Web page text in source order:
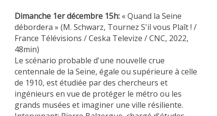
Dimanche 1er décembre 15h: « Quand la Seine
débordera » (M. Schwarz, Tournez S'il vous Plaît ! /
France Télévisions / Ceska Televize / CNC, 2022,
48min)
Le scénario probable d'une nouvelle crue
centennale de la Seine, égale ou supérieure à celle
de 1910, est étudiée par des chercheurs et
ingénieurs en vue de protéger le métro ou les
grands musées et imaginer une ville résiliente.